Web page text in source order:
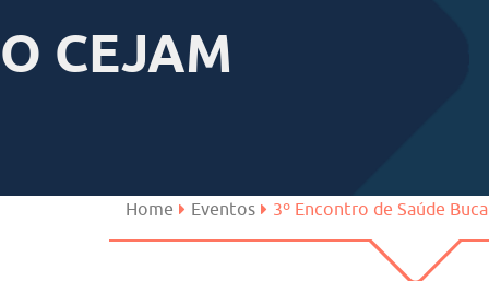
O CEJAM
Home Eventos 3º Encontro de Saúde